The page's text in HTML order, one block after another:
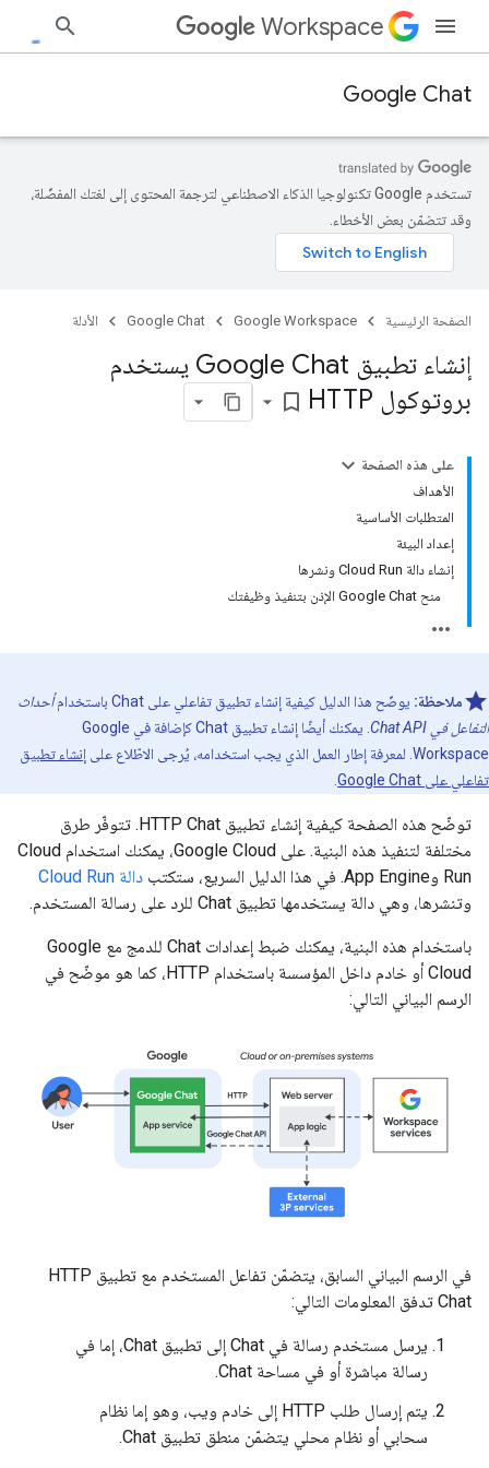
Workspace
Google Chat
تستخدم Google تكنولوجيا الذكاء الاصطناعي لترجمة المحتوى إلى لغتك المفضّلة،
وقد تتضمّن بعض الأخطاء.
الصفحة الرئيسية Google Workspace
Google Chat الأدلة
إنشاء تطبيق Google Chat يستخدم
بروتوكول HTTP
bookmark_border
على هذه الصفحة
الأهداف
المتطلبات الأساسية
إعداد البيئة
إنشاء دالة Cloud Run ونشرها
منح Google Chat الإذن بتنفيذ وظيفتك
ملاحظة: يوضّح هذا الدليل كيفية إنشاء تطبيق تفاعلي على Chat باستخدام
أحداث
التفاعل في Chat API
. يمكنك أيضًا إنشاء تطبيق Chat كإضافة في Google
Workspace. لمعرفة إطار العمل الذي يجب استخدامه، يُرجى الاطّلاع على
إنشاء تطبيق
تفاعلي على Google Chat
توضّح هذه الصفحة كيفية إنشاء تطبيق HTTP Chat. تتوفّر طرق
مختلفة لتنفيذ هذه البنية. على Google Cloud، يمكنك استخدام Cloud
Run وApp Engine. في هذا الدليل السريع، ستكتب
دالة Cloud Run
وتنشرها، وهي دالة يستخدمها تطبيق Chat للرد على رسالة المستخدم.
باستخدام هذه البنية، يمكنك ضبط إعدادات Chat للدمج مع Google
Cloud أو خادم داخل المؤسسة باستخدام HTTP، كما هو موضّح في
الرسم البياني التالي:
في الرسم البياني السابق، يتضمّن تفاعل المستخدم مع تطبيق HTTP
Chat تدفق المعلومات التالي:
يرسل مستخدم رسالة في Chat إلى تطبيق Chat، إما في
رسالة مباشرة أو في مساحة Chat.
يتم إرسال طلب HTTP إلى خادم ويب، وهو إما نظام
سحابي أو نظام محلي يتضمّن منطق تطبيق Chat.